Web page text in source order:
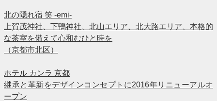
北の隠れ宿 笑 -emi-
上賀茂神社、下鴨神社、北山エリア、北大路エリア、本格的
な茶室を備えて心和むひと時を
（京都市北区）
ホテル カンラ 京都
継承と革新をデザインコンセプトに2016年リニューアルオ
ープン